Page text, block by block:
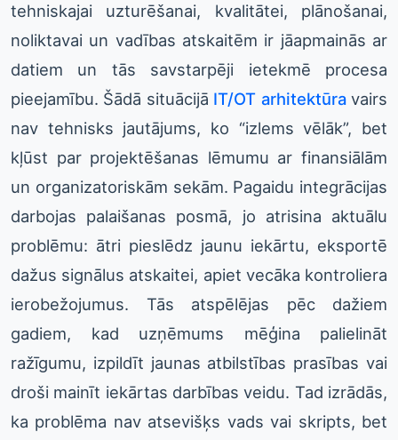
tehniskajai uzturēšanai, kvalitātei, plānošanai,
noliktavai un vadības atskaitēm ir jāapmainās ar
datiem un tās savstarpēji ietekmē procesa
pieejamību. Šādā situācijā IT/OT arhitektūravairs
nav tehnisks jautājums, ko “izlems vēlāk”, bet
kļūst par projektēšanas lēmumu ar finansiālām
un organizatoriskām sekām. Pagaidu integrācijas
darbojas palaišanas posmā, jo atrisina aktuālu
problēmu: ātri pieslēdz jaunu iekārtu, eksportē
dažus signālus atskaitei, apiet vecāka kontroliera
ierobežojumus. Tās atspēlējas pēc dažiem
gadiem, kad uzņēmums mēģina palielināt
ražīgumu, izpildīt jaunas atbilstības prasības vai
droši mainīt iekārtas darbības veidu. Tad izrādās,
ka problēma nav atsevišķs vads vai skripts, bet